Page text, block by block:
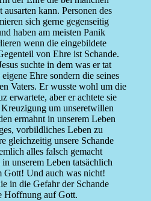
kann. Personen des
sich gerne gegenseitig
haben am meisten Panik
wenn die eingebildete
von Ehre ist Schande.
suchte in dem was er tat
Ehre sondern die seines
Vaters. Er wusste wohl um die
erwartete, aber er achtete sie
um unseretwillen
ermahnt in unserem Leben
vorbildliches Leben zu
gleichzeitig unsere Schande
alles falsch gemacht
unserem Leben tatsächlich
Gott! Und auch was nicht!
in die Gefahr der Schande
Hoffnung auf Gott.